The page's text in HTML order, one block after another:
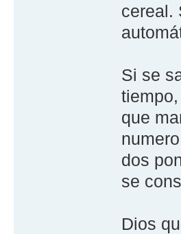
cereal.
Si se
que
dos
se
Dios